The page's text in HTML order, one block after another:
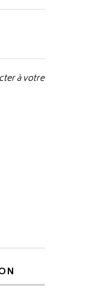
à votre